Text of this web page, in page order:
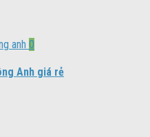
0
Anh giá rẻ